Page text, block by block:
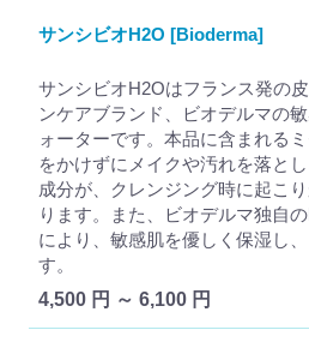
サンシビオH2O [Bioderma]
サンシビオH2Oはフランス発の
ンケアブランド、ビオデルマの
ォーターです。本品に含まれる
をかけずにメイクや汚れを落と
成分が、クレンジング時に起こ
ります。また、ビオデルマ独自
により、敏感肌を優しく保湿し
す。
4,500 円 ～ 6,100 円